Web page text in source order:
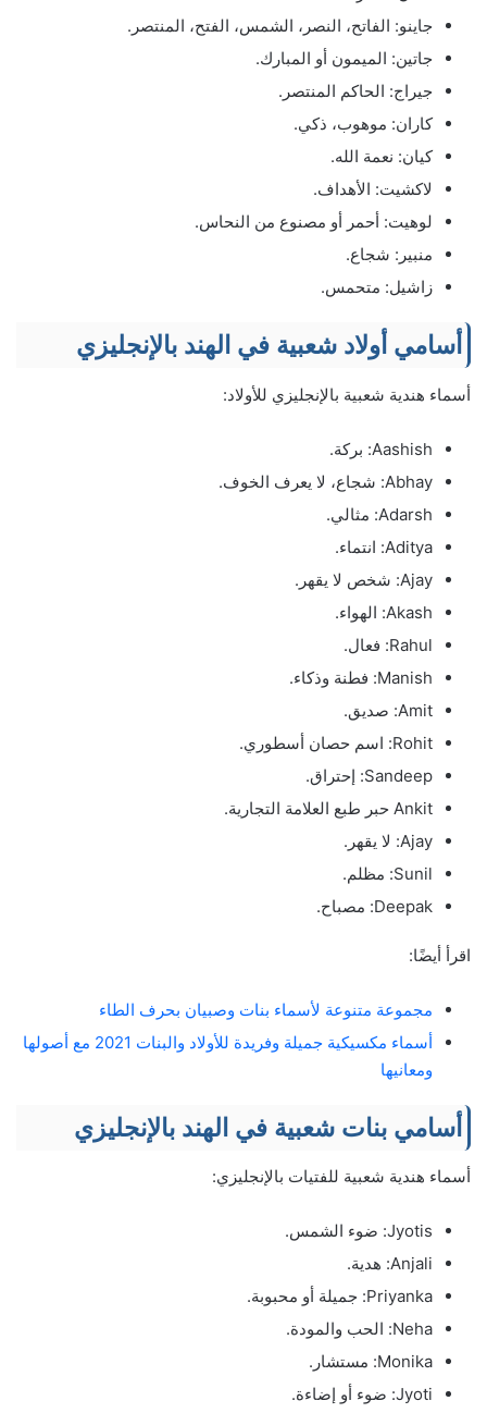
جاينو: الفاتح، النصر، الشمس، الفتح، المنتصر.
جاتين: الميمون أو المبارك.
جيراج: الحاكم المنتصر.
كاران: موهوب، ذكي.
كيان: نعمة الله.
لاكشيت: الأهداف.
لوهيت: أحمر أو مصنوع من النحاس.
منبير: شجاع.
زاشيل: متحمس.
أسامي أولاد شعبية في الهند بالإنجليزي
أسماء هندية شعبية بالإنجليزي للأولاد:
Aashish: بركة.
Abhay: شجاع، لا يعرف الخوف.
Adarsh: مثالي.
Aditya: انتماء.
Ajay: شخص لا يقهر.
Akash: الهواء.
Rahul: فعال.
Manish: فطنة وذكاء.
Amit: صديق.
Rohit: اسم حصان أسطوري.
Sandeep: إحتراق.
Ankit حبر طبع العلامة التجارية.
Ajay: لا يقهر.
Sunil: مظلم.
Deepak: مصباح.
اقرأ أيضًا:
مجموعة متنوعة لأسماء بنات وصبيان بحرف الطاء
أسماء مكسيكية جميلة وفريدة للأولاد والبنات 2021 مع أصولها
ومعانيها
أسامي بنات شعبية في الهند بالإنجليزي
أسماء هندية شعبية للفتيات بالإنجليزي:
Jyotis: ضوء الشمس.
Anjali: هدية.
Priyanka: جميلة أو محبوبة.
Neha: الحب والمودة.
Monika: مستشار.
Jyoti: ضوء أو إضاءة.